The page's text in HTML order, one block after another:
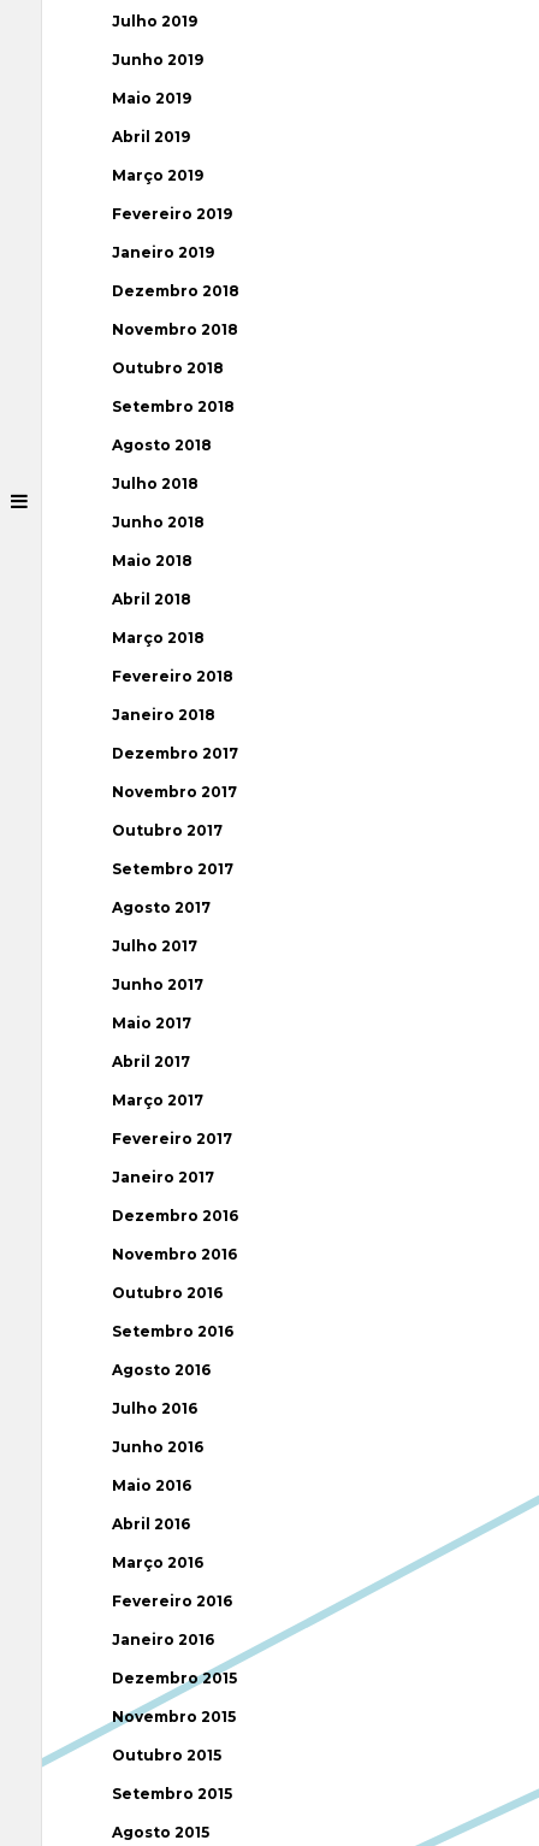
Julho 2019
Junho 2019
Maio 2019
Abril 2019
Março 2019
Fevereiro 2019
Janeiro 2019
Dezembro 2018
Novembro 2018
Outubro 2018
Setembro 2018
Agosto 2018
Julho 2018
Junho 2018
Maio 2018
Abril 2018
Março 2018
Fevereiro 2018
Janeiro 2018
Dezembro 2017
Novembro 2017
Outubro 2017
Setembro 2017
Agosto 2017
Julho 2017
Junho 2017
Maio 2017
Abril 2017
Março 2017
Fevereiro 2017
Janeiro 2017
Dezembro 2016
Novembro 2016
Outubro 2016
Setembro 2016
Agosto 2016
Julho 2016
Junho 2016
Maio 2016
Abril 2016
Março 2016
Fevereiro 2016
Janeiro 2016
Dezembro 2015
Novembro 2015
Outubro 2015
Setembro 2015
Agosto 2015